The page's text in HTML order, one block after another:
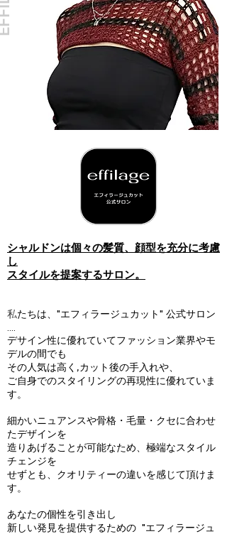
シャルドンは個々の髪質、顔型を充分に考慮
し
スタイルを提案するサロン。
私たちは、"エフィラージュカット" 公式サロン
デサイン性に優れていてファッション業界やモ
デルの間でも
その人気は高く,カット後の手入れや、
ご自身でのスタイリングの再現性に優れていま
す。
細かいニュアンスや骨格・毛量・クセに合わせ
たデザインを
造りあげることが可能なため、極端なスタイル
チェンジを
せずとも、 クオリティーの違いを感じて頂けま
す。
あなたの個性を引き出し
新しい発見を提供するための "エフィラージュ